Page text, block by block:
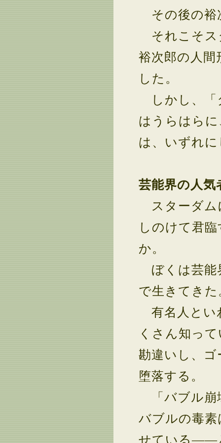
その後の裕
それこそス
裕次郎の人
した。
しかし、「
はうらはら
は、いずれ
芸能界の人気
スターダム
しのけて君
か。
ぼくは芸能
で生きてきた
有名人とい
くさん知っ
勘違いし、
堕落する。
「バブル崩
バブルの毒
せている――